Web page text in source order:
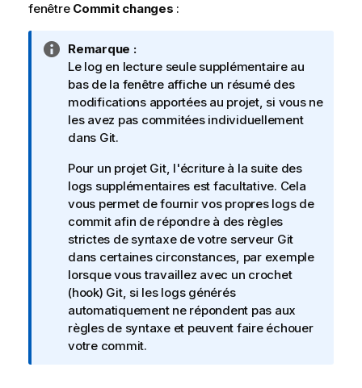
fenêtre Commit changes :
N
o
t
e
I
n
o
r
m
a
t
i
o
n
s
Remarque :
Le log en lecture seule supplémentaire au
bas de la fenêtre affiche un résumé des
modifications apportées au projet, si vous ne
les avez pas commitées individuellement
dans Git.
Pour un projet Git, l'écriture à la suite des
logs supplémentaires est facultative. Cela
vous permet de fournir vos propres logs de
commit afin de répondre à des règles
strictes de syntaxe de votre serveur Git
dans certaines circonstances, par exemple
lorsque vous travaillez avec un crochet
(hook) Git, si les logs générés
automatiquement ne répondent pas aux
règles de syntaxe et peuvent faire échouer
votre commit.